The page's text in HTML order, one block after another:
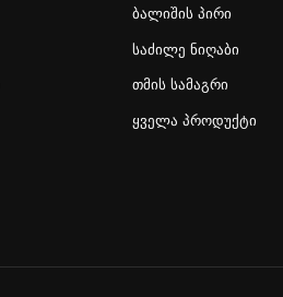
ბალიშის პირი
საძილე ნიღაბი
თმის სამაგრი
ყველა პროდუქტი